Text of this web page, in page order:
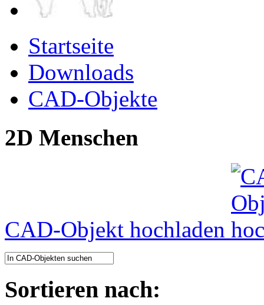
Startseite
Downloads
CAD-Objekte
2D Menschen
CAD-Objekt hochladen
Sortieren nach: